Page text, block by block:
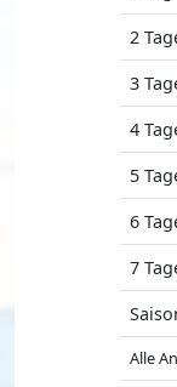
2
3
4
5
6
7
Alle